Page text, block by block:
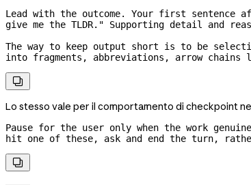
Lead with the outcome. Your first
give me the TLDR." Supporting detail and
The way to keep output short is to be
into fragments, abbreviations, arrow

Lo stesso vale per il comportamento di checkpoint
Pause for the user only when the work
hit one of these, ask and end the turn,
